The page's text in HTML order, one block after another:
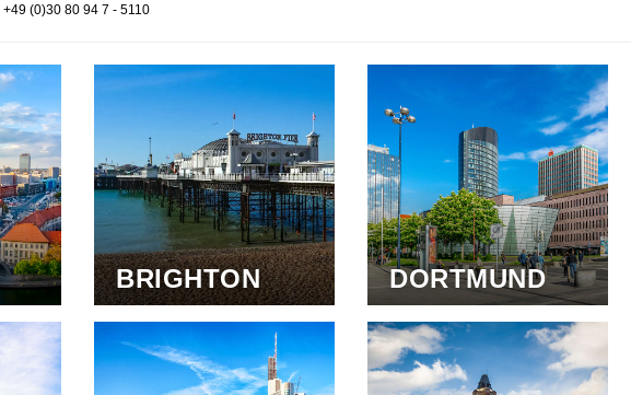
, +49 (0)30 80 94 7 - 5110
BRIGHTON DORTMUND